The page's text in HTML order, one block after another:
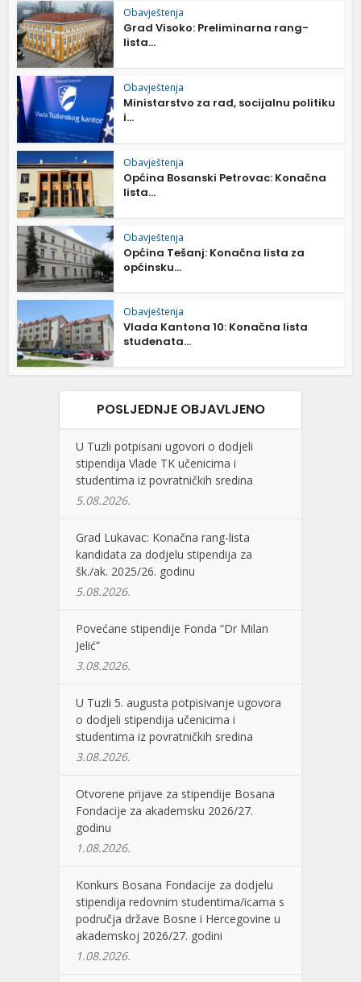
Obavještenja
Grad Visoko: Preliminarna rang-
lista...
Obavještenja
Ministarstvo za rad, socijalnu politiku
i...
Obavještenja
Općina Bosanski Petrovac: Konačna
lista...
Obavještenja
Općina Tešanj: Konačna lista za
općinsku...
Obavještenja
Vlada Kantona 10: Konačna lista
studenata...
POSLJEDNJE OBJAVLJENO
U Tuzli potpisani ugovori o dodjeli
stipendija Vlade TK učenicima i
studentima iz povratničkih sredina
5.08.2026.
Grad Lukavac: Konačna rang-lista
kandidata za dodjelu stipendija za
šk./ak. 2025/26. godinu
5.08.2026.
Povećane stipendije Fonda “Dr Milan
Jelić”
3.08.2026.
U Tuzli 5. augusta potpisivanje ugovora
o dodjeli stipendija učenicima i
studentima iz povratničkih sredina
3.08.2026.
Otvorene prijave za stipendije Bosana
Fondacije za akademsku 2026/27.
godinu
1.08.2026.
Konkurs Bosana Fondacije za dodjelu
stipendija redovnim studentima/icama s
područja države Bosne i Hercegovine u
akademskoj 2026/27. godini
1.08.2026.